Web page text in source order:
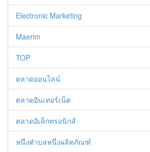
Electronic Marketing
Maerim
TOP
ตลาดออนไลน์
ตลาดอินเทอร์เน็ต
ตลาดอิเล็กทรอนิกส์
หนึ่งตำบลหนึ่งผลิตภัณฑ์